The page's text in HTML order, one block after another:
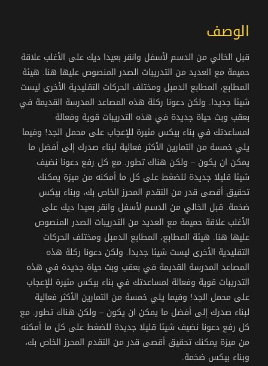
الوصف
قبل الخالي من الدسم لأسفل وانقر بعيدا ديك على الأغلب علاقة
حميمة مع العديد من التدريبات الصدر المنصوص عليها هنا. هيئة
المطابع، المطابع الدمبل ومختلف الحركات التقليدية الأخرى ليست
شيئا جديدا. ولكن دعونا ركلة هذه المصاعد المدرسة القديمة في
بعقب وبث حياة جديدة في هذه التدريبات قوية وفعالة
لمساعدتك في بناء بيكس مثيرة للإعجاب على محمل الجد! وفيما
يلي خمسة من التمارين الأكثر فعالية لبناء صدرك إلى أفضل ما
يمكن ان يكون – ولكن هناك تطور. مع كل رفع دعونا نضيف
شيئا قليلا جديدة للضغط على كل ما أمكنه من ميزة يمكنك
تحقيق أقصى قدر من التقدم المحرز الخاص بك، وبناء بيكس
ضخمة. قبل الخالي من الدسم لأسفل وانقر بعيدا ديك على
الأغلب علاقة حميمة مع العديد من التدريبات الصدر المنصوص
عليها هنا. هيئة المطابع، المطابع الدمبل ومختلف الحركات
التقليدية الأخرى ليست شيئا جديدا. ولكن دعونا ركلة هذه
المصاعد المدرسة القديمة في بعقب وبث حياة جديدة في هذه
التدريبات قوية وفعالة لمساعدتك في بناء بيكس مثيرة للإعجاب
على محمل الجد! وفيما يلي خمسة من التمارين الأكثر فعالية
لبناء صدرك إلى أفضل ما يمكن ان يكون – ولكن هناك تطور. مع
كل رفع دعونا نضيف شيئا قليلا جديدة للضغط على كل ما أمكنه
من ميزة يمكنك تحقيق أقصى قدر من التقدم المحرز الخاص بك،
وبناء بيكس ضخمة.